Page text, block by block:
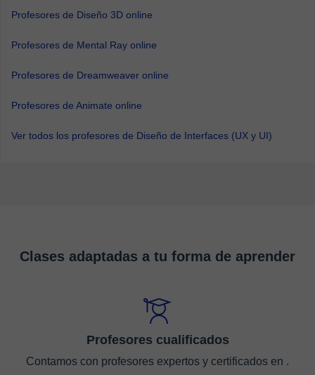
Profesores de Diseño 3D online
Profesores de Mental Ray online
Profesores de Dreamweaver online
Profesores de Animate online
Ver todos los profesores de Diseño de Interfaces (UX y UI)
Clases adaptadas a tu forma de aprender
Profesores cualificados
Contamos con profesores expertos y certificados en .